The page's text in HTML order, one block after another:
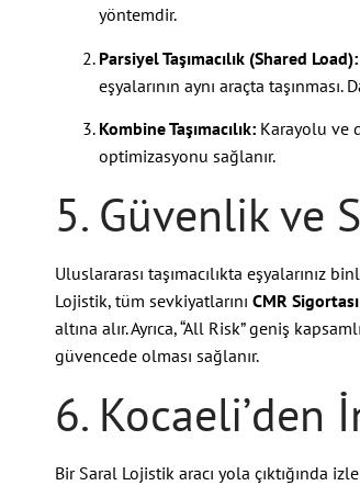
yöntemdir.
Parsiyel Taşımacılık (Shared Load):
eşyalarının aynı araçta
Kombine Taşımacılık: Karayolu ve
optimizasyonu sağlanır.
5. Güvenlik ve
Uluslararası taşımacılıkta eşyalarınız
Lojistik, tüm sevkiyatlarını CMR Sigortası
altına alır. Ayrıca, “All Risk” geniş
güvencede olması sağlanır.
6. Kocaeli’den
Bir Saral Lojistik aracı yola çıktığında